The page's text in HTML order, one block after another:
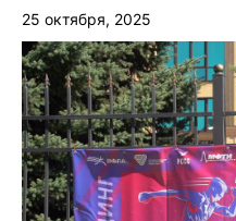
25 октября, 2025